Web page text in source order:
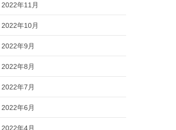
2022年11月
2022年10月
2022年9月
2022年8月
2022年7月
2022年6月
2022年4月